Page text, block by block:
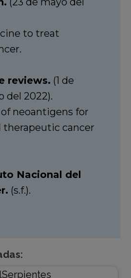
to treat
reviews. (1 de
del 2022).
neoantigens for
therapeutic cancer
Nacional del
(s.f.).